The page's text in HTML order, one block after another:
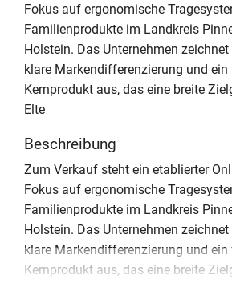
Fokus auf ergonomische
Familienprodukte im Landkreis
Holstein. Das Unternehmen
klare Markendifferenzierung und
Kernprodukt aus, das eine breite
Elte
Beschreibung
Zum Verkauf steht ein etablierter
Fokus auf ergonomische
Familienprodukte im Landkreis
Holstein. Das Unternehmen
klare Markendifferenzierung und
Kernprodukt aus, das eine breite